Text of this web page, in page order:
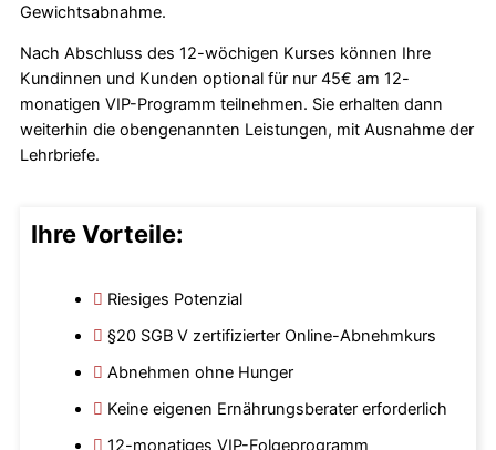
Gewichtsabnahme.
Nach Abschluss des 12-wöchigen Kurses können Ihre
Kundinnen und Kunden optional für nur 45€ am 12-
monatigen VIP-Programm teilnehmen. Sie erhalten dann
weiterhin die obengenannten Leistungen, mit Ausnahme der
Lehrbriefe.
Ihre Vorteile:
Riesiges Potenzial
§20 SGB V zertifizierter Online-Abnehmkurs
Abnehmen ohne Hunger
Keine eigenen Ernährungsberater erforderlich
12-monatiges VIP-Folgeprogramm